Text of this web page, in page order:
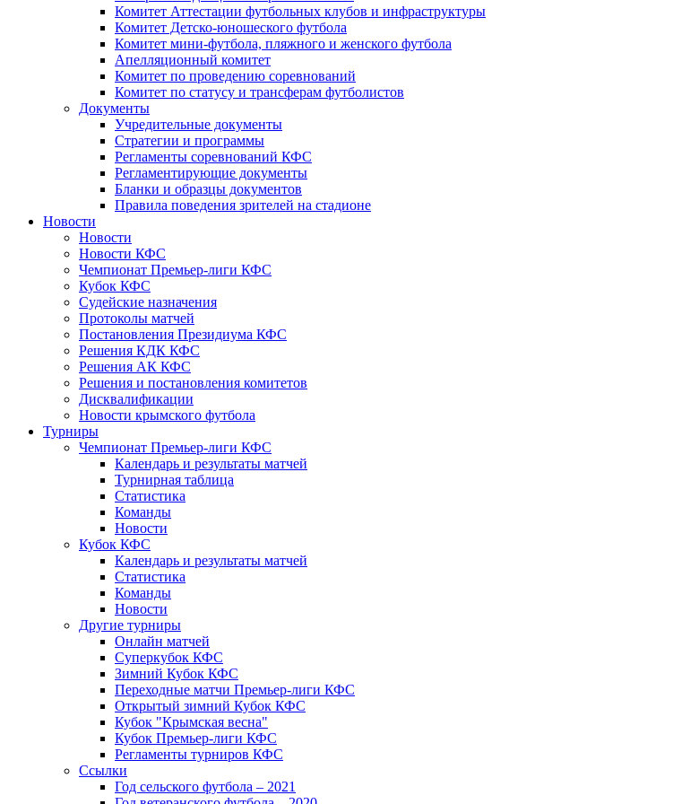
Комитет Аттестации футбольных клубов и инфраструктуры
Комитет Детско-юношеского футбола
Комитет мини-футбола, пляжного и женского футбола
Апелляционный комитет
Комитет по проведению соревнований
Комитет по статусу и трансферам футболистов
Документы
Учредительные документы
Стратегии и программы
Регламенты соревнований КФС
Регламентирующие документы
Бланки и образцы документов
Правила поведения зрителей на стадионе
Новости
Новости
Новости КФС
Чемпионат Премьер-лиги КФС
Кубок КФС
Судейские назначения
Протоколы матчей
Постановления Президиума КФС
Решения КДК КФС
Решения АК КФС
Решения и постановления комитетов
Дисквалификации
Новости крымского футбола
Турниры
Чемпионат Премьер-лиги КФС
Календарь и результаты матчей
Турнирная таблица
Статистика
Команды
Новости
Кубок КФС
Календарь и результаты матчей
Статистика
Команды
Новости
Другие турниры
Онлайн матчей
Суперкубок КФС
Зимний Кубок КФС
Переходные матчи Премьер-лиги КФС
Открытый зимний Кубок КФС
Кубок "Крымская весна"
Кубок Премьер-лиги КФС
Регламенты турниров КФС
Ссылки
Год сельского футбола – 2021